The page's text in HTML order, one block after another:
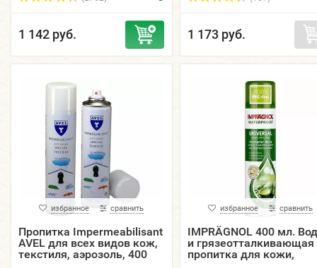
1 142 руб. 1 173 руб.
избранное сравнить
Пропитка Impermeabilisant
AVEL для всех видов кож,
текстиля, аэрозоль, 400
избранное сравнить
IMPRÄGNOL 400 мл.
и грязеотталкивающая
пропитка для кожи,